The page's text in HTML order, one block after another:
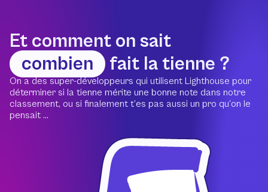
Et comment on sait
combien
fait la tienne ?
On a des super-développeurs qui utilisent Lighthouse pour
déterminer si la tienne mérite une bonne note dans notre
classement, ou si finalement t’es pas aussi un pro qu’on le
pensait ...